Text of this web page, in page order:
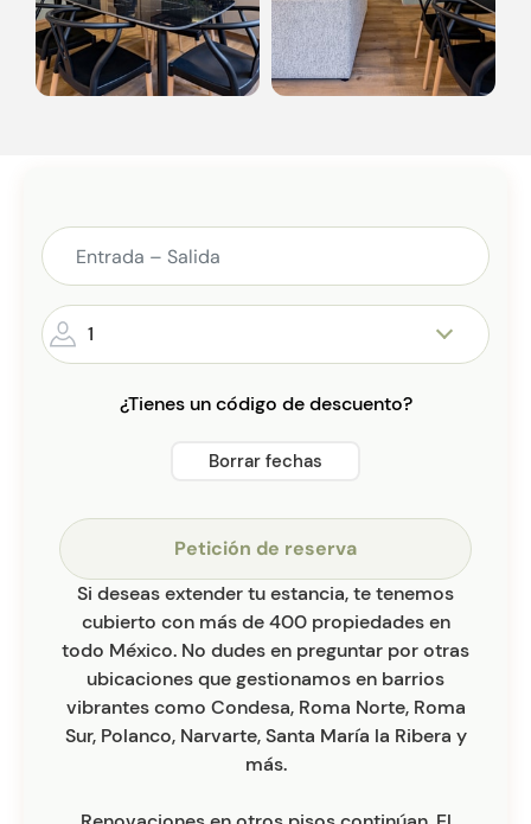
1
¿Tienes un código de descuento?
Borrar fechas
Petición de reserva
Si deseas extender tu estancia, te tenemos
cubierto con más de 400 propiedades en
todo México. No dudes en preguntar por otras
ubicaciones que gestionamos en barrios
vibrantes como Condesa, Roma Norte, Roma
Sur, Polanco, Narvarte, Santa María la Ribera y
más.